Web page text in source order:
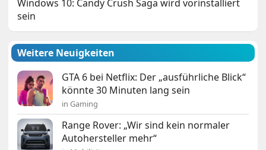
Windows 10: Candy Crush Saga wird vorinstalliert
sein
Weitere Neuigkeiten
GTA 6 bei Netflix: Der „ausführliche Blick“
könnte 30 Minuten lang sein
in Gaming
Range Rover: „Wir sind kein normaler
Autohersteller mehr“